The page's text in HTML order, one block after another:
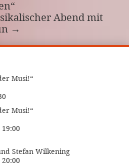
Abend mit
→
Musi!“
Musi!“
Stefan Wilkening